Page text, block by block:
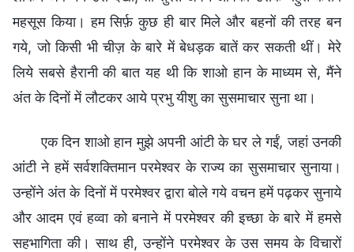
महसूस किया। हम सिर्फ़ कुछ ही बार मिले और बहनों की तरह बन
गये, जो किसी भी चीज़ के बारे में बेधड़क बातें कर सकती थीं। मेरे
लिये सबसे हैरानी की बात यह थी कि शाओ हान के माध्यम से, मैंने
अंत के दिनों में लौटकर आये प्रभु यीशु का सुसमाचार सुना था।
एक दिन शाओ हान मुझे अपनी आंटी के घर ले गईं, जहां उनकी
आंटी ने हमें सर्वशक्तिमान परमेश्वर के राज्य का सुसमाचार सुनाया।
उन्होंने अंत के दिनों में परमेश्वर द्वारा बोले गये वचन हमें पढ़कर सुनाये
और आदम एवं हव्वा को बनाने में परमेश्वर की इच्छा के बारे में हमसे
सहभागिता की। साथ ही, उन्होंने परमेश्वर के उस समय के विचारों